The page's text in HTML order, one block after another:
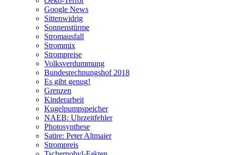
Google News
Sittenwidrig
Sonnenstürme
Stromausfall
Strommix
Strompreise
Volksverdummung
Bundesrechnungshof 2018
Es gibt genug!
Grenzen
Kinderarbeit
Kugelpumpspeicher
NAEB: Uhrzeitfehler
Photosynthese
Satire: Peter Altmaier
Strompreis